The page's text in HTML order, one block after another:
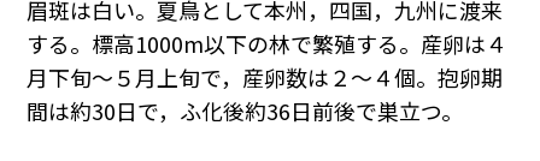
眉斑は白い。夏鳥として本州，四国，九州に渡来
する。標高1000m以下の林で繁殖する。産卵は４
月下旬～５月上旬で，産卵数は２～４個。抱卵期
間は約30日で，ふ化後約36日前後で巣立つ。